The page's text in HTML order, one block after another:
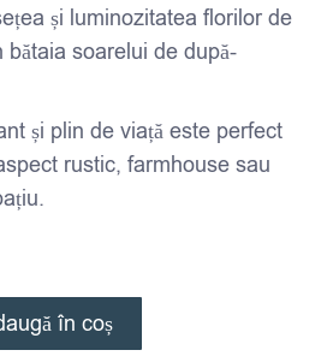
și luminozitatea florilor de
soarelui de după-
și plin de viață este perfect
rustic, farmhouse sau
în coș